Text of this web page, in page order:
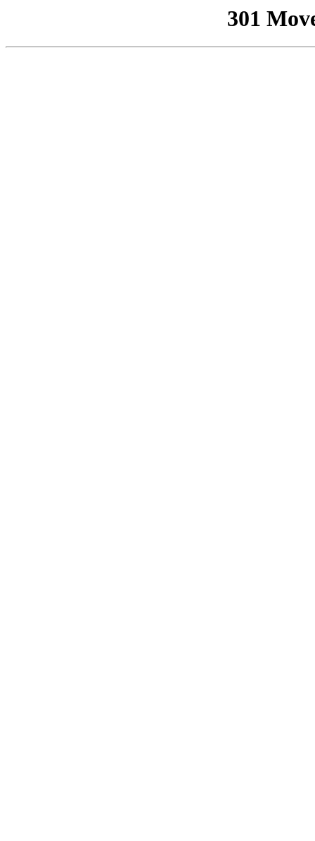
301